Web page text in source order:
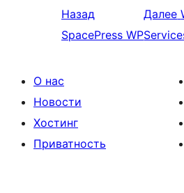
Назад
SpacePress WP
Далее
О нас
Новости
Хостинг
Приватность